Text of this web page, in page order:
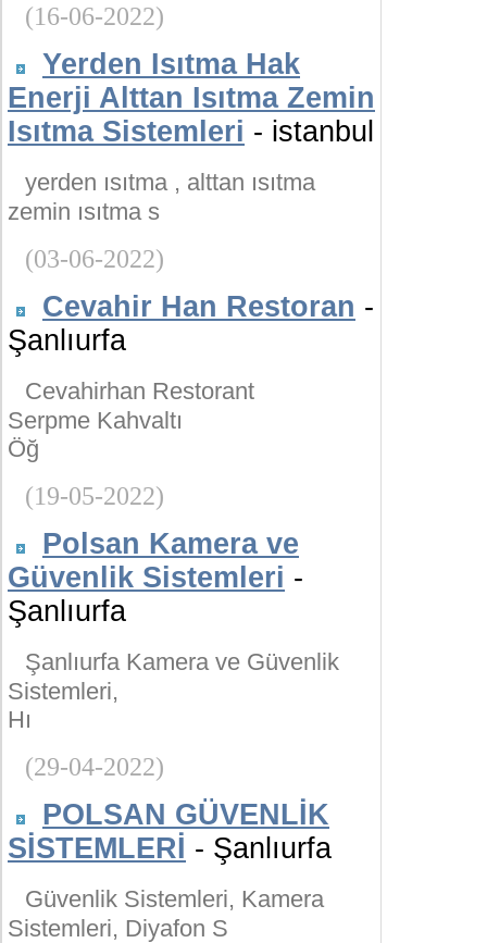
(16-06-2022)
Yerden Isıtma Hak
Enerji Alttan Isıtma Zemin
Isıtma Sistemleri - istanbul
yerden ısıtma , alttan ısıtma
zemin ısıtma s
(03-06-2022)
Cevahir Han Restoran -
Şanlıurfa
Cevahirhan Restorant
Serpme Kahvaltı
Öğ
(19-05-2022)
Polsan Kamera ve
Güvenlik Sistemleri -
Şanlıurfa
Şanlıurfa Kamera ve Güvenlik
Sistemleri,
Hı
(29-04-2022)
POLSAN GÜVENLİK
SİSTEMLERİ - Şanlıurfa
Güvenlik Sistemleri, Kamera
Sistemleri, Diyafon S